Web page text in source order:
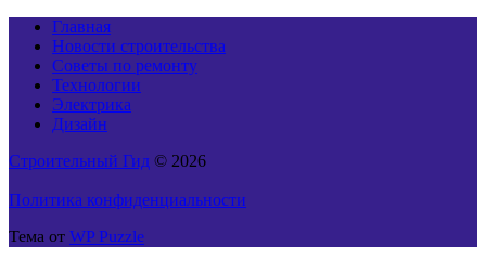
Главная
Новости строительства
Советы по ремонту
Технологии
Электрика
Дизайн
Строительный Гид © 2026
Политика конфиденциальности
Тема от WP Puzzle